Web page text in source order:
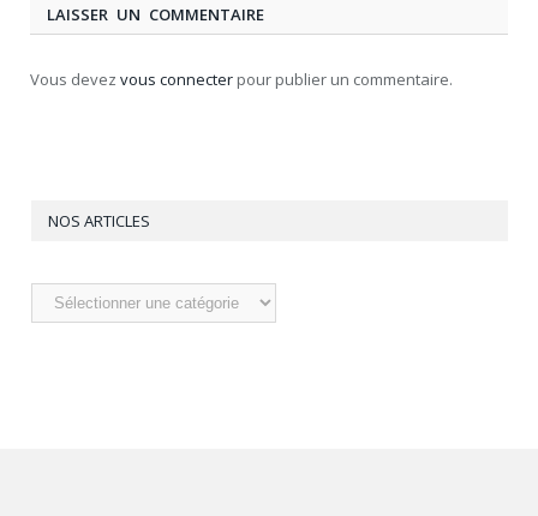
LAISSER UN COMMENTAIRE
Vous devez vous connecter pour publier un commentaire.
NOS ARTICLES
Nos
articles